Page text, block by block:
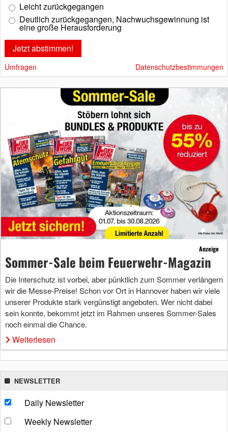
Leicht zurückgegangen
Deutlich zurückgegangen, Nachwuchsgewinnung ist
eine große Herausforderung
Umfragen Datenschutzbestimmungen
Anzeige
Sommer-Sale beim Feuerwehr-Magazin
Die Interschutz ist vorbei, aber pünktlich zum Sommer verlängern
wir die Messe-Preise! Schon vor Ort in Hannover haben wir viele
unserer Produkte stark vergünstigt angeboten. Wer nicht dabei
sein konnte, bekommt jetzt im Rahmen unseres Sommer-Sales
noch einmal die Chance.
Weiterlesen
NEWSLETTER
Daily Newsletter
Weekly Newsletter